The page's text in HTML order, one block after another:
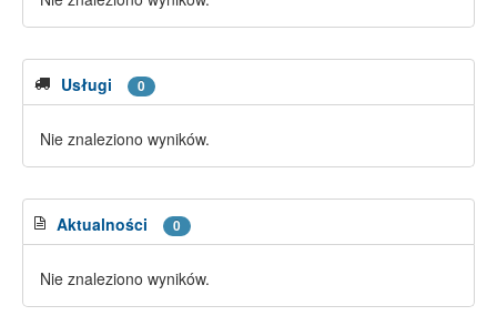
Usługi 0
Nie znaleziono wyników.
Aktualności 0
Nie znaleziono wyników.